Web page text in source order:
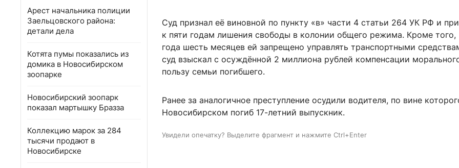
Арест начальника полиции
Заельцовского района:
детали дела
Котята пумы показались из
домика в Новосибирском
зоопарке
Новосибирский зоопарк
показал мартышку Бразза
Коллекцию марок за 284
тысячи продают в
Новосибирске
Суд признал её виновной по пункту «в» части 4 статьи 264 УК РФ и
к пяти годам лишения свободы в колонии общего режима. Кроме того,
года шесть месяцев ей запрещено управлять транспортными
суд взыскал с осуждённой 2 миллиона рублей компенсации
пользу семьи погибшего.
Ранее за аналогичное преступление осудили водителя, по вине
Новосибирском погиб 17-летний выпускник.
Увидели опечатку? Выделите фрагмент и нажмите Ctrl+Enter